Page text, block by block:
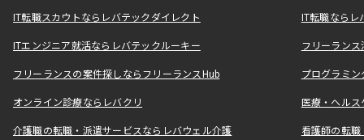
IT転職スカウトならレバテックダイレクト IT転職なら
ITエンジニア就活ならレバテックルーキー フリーラン
フリーランスの案件探しならフリーランスHub プログラミ
オンライン診療ならレバクリ 医療・ヘル
介護職の転職・派遣サービスならレバウェル介護 看護師の転